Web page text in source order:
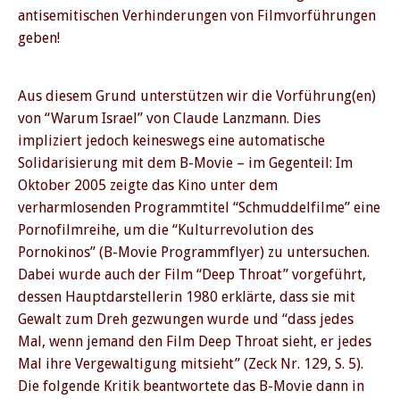
antisemitischen Verhinderungen von Filmvorführungen
geben!
Aus diesem Grund unterstützen wir die Vorführung(en)
von “Warum Israel” von Claude Lanzmann. Dies
impliziert jedoch keineswegs eine automatische
Solidarisierung mit dem B-Movie – im Gegenteil: Im
Oktober 2005 zeigte das Kino unter dem
verharmlosenden Programmtitel “Schmuddelfilme” eine
Pornofilmreihe, um die “Kulturrevolution des
Pornokinos” (B-Movie Programmflyer) zu untersuchen.
Dabei wurde auch der Film “Deep Throat” vorgeführt,
dessen Hauptdarstellerin 1980 erklärte, dass sie mit
Gewalt zum Dreh gezwungen wurde und “dass jedes
Mal, wenn jemand den Film Deep Throat sieht, er jedes
Mal ihre Vergewaltigung mitsieht” (Zeck Nr. 129, S. 5).
Die folgende Kritik beantwortete das B-Movie dann in
PREVIOUS